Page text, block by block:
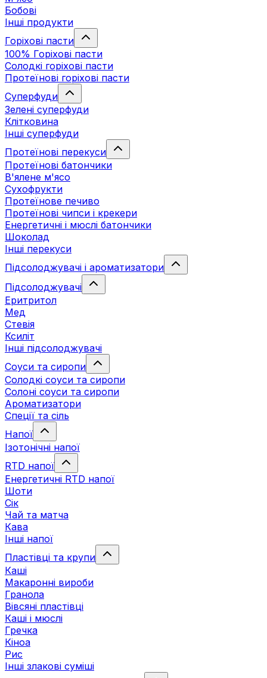
Бобові
Інші продукти
Горіхові пасти
100% Горіхові пасти
Солодкі горіхові пасти
Протеїнові горіхові пасти
Суперфуди
Зелені суперфуди
Клітковина
Інші суперфуди
Протеїнові перекуси
Протеїнові батончики
В'ялене м'ясо
Сухофрукти
Протеїнове печиво
Протеїнові чипси і крекери
Енергетичні і мюслі батончики
Шоколад
Інші перекуси
Підсолоджувачі і ароматизатори
Підсолоджувачі
Еритритол
Мед
Стевія
Ксиліт
Інші підсолоджувачі
Соуси та сиропи
Солодкі соуси та сиропи
Солоні соуси та сиропи
Ароматизатори
Спеції та сіль
Напої
Ізотонічні напої
RTD напої
Енергетичні RTD напої
Шоти
Сік
Чай та матча
Кава
Інші напої
Пластівці та крупи
Каші
Макаронні вироби
Гранола
Вівсяні пластівці
Каші і мюслі
Гречка
Кіноа
Рис
Інші злакові суміші